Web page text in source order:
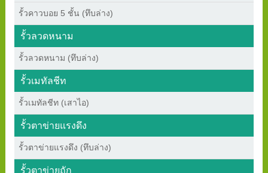
รั้วคาวบอย 5 ชั้น (ทึบล่าง)
รั้วลวดหนาม
รั้วลวดหนาม (ทึบล่าง)
รั้วเมทัลชีท
รั้วเมทัลชีท (เสาไอ)
รั้วตาข่ายแรงดึง
รั้วตาข่ายแรงดึง (ทึบล่าง)
รั้วตาข่ายถัก